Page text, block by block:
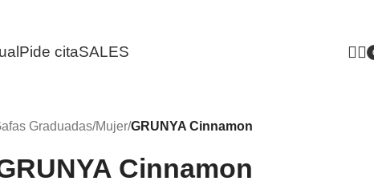
Pide citaSALES
Graduadas/Mujer/GRUNYA Cinnamon
Cinnamon